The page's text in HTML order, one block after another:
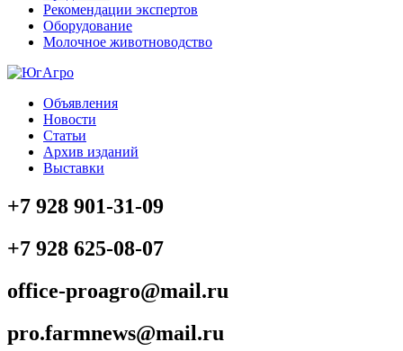
Рекомендации экспертов
Оборудование
Молочное животноводство
Объявления
Новости
Статьи
Архив изданий
Выставки
+7 928 901-31-09
+7 928 625-08-07
office-proagro@mail.ru
pro.farmnews@mail.ru